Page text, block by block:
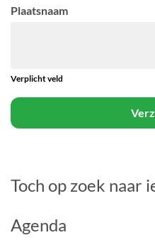
Plaatsnaam
Verplicht veld
Toch op zoek naar
Agenda